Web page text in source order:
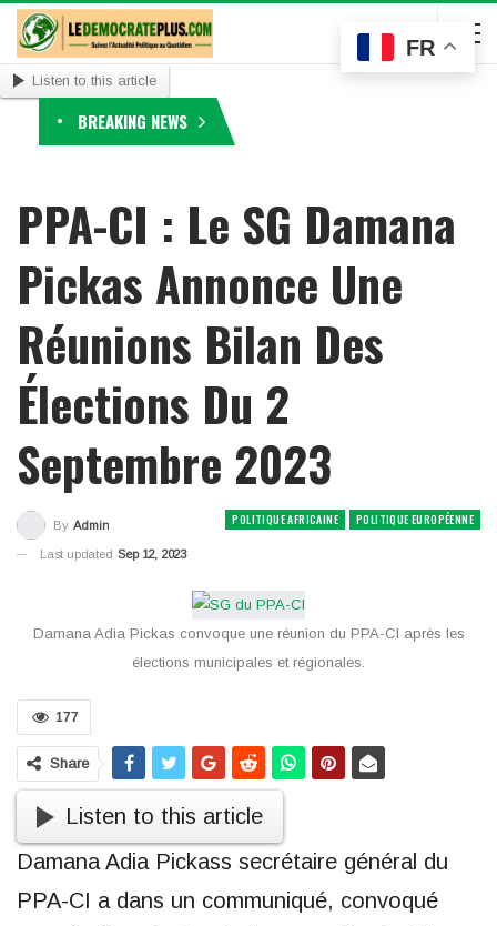
Listen to this article
BREAKING NEWS
PPA-CI : Le SG Damana
Pickas Annonce Une
Réunions Bilan Des
Élections Du 2
Septembre 2023
POLITIQUE AFRICAINE POLITIQUE EUROPÉENNE
By Admin
Last updated Sep 12, 2023
Damana Adia Pickas convoque une réunion du PPA-CI après les
élections municipales et régionales.
177
Share
Listen to this article
Damana Adia Pickass secrétaire général du
PPA-CI a dans un communiqué, convoqué
FR